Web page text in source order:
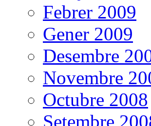
Febrer 2009
Gener 2009
Desembre
Novembre
Octubre 2008
Setembre